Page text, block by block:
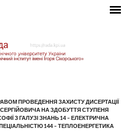
ПРОВЕДЕННЯ ЗАХИСТУ ДИСЕРТАЦІЇ
НА ЗДОБУТТЯ СТУПЕНЯ
З ГАЛУЗІ ЗНАНЬ 14 – ЕЛЕКТРИЧНА
144 – ТЕПЛОЕНЕРГЕТИКА